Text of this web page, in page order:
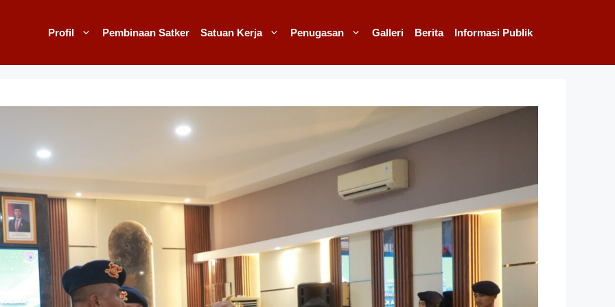
Profil Pembinaan Satker Satuan Kerja Penugasan Galleri Berita Informasi Publik